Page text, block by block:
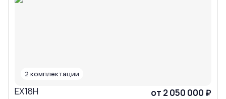
2 комплектации
EX18H от 2 050 000 ₽
Сравнить